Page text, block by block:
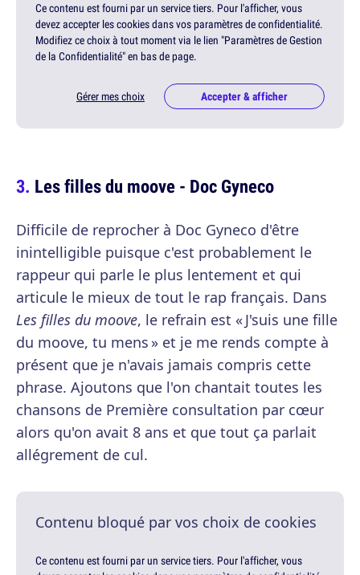
Ce contenu est fourni par un service tiers. Pour l'afficher, vous
devez accepter les cookies dans vos paramètres de confidentialité.
Modifiez ce choix à tout moment via le lien "Paramètres de Gestion
de la Confidentialité" en bas de page.
Gérer mes choix Accepter & afficher
Les filles du moove - Doc Gyneco
Difficile de reprocher à Doc Gyneco d'être
inintelligible puisque c'est probablement le
rappeur qui parle le plus lentement et qui
articule le mieux de tout le rap français. Dans
Les filles du moove, le refrain est « J'suis une fille
du moove, tu mens » et je me rends compte à
présent que je n'avais jamais compris cette
phrase. Ajoutons que l'on chantait toutes les
chansons de Première consultation par cœur
alors qu'on avait 8 ans et que tout ça parlait
allégrement de cul.
Contenu bloqué par vos choix de cookies
Ce contenu est fourni par un service tiers. Pour l'afficher, vous